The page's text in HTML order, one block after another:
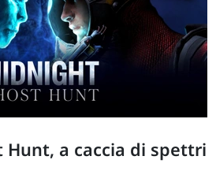
Hunt, a caccia di spettri